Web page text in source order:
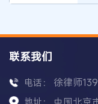
联系我们
电话： 徐律师
地址：